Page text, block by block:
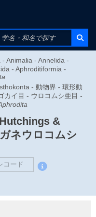
Animalia - Annelida -
- Aphroditiformia -
- 動物界 - 環形動
カイ目 - ウロコムシ亜目 -
Hutchings &
ネウロコムシ
コード